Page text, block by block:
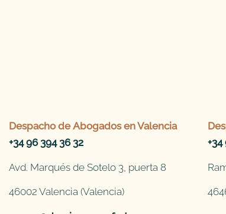
Despacho de Abogados en Valencia
+34 96 394 36 32
Avd. Marqués de Sotelo 3, puerta 8
46002 Valencia (Valencia)
+34